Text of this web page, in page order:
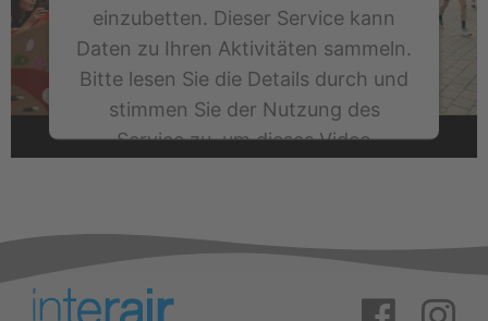
einzubetten. Dieser Service kann
Daten zu Ihren Aktivitäten sammeln.
Bitte lesen Sie die Details durch und
stimmen Sie der Nutzung des
Service zu, um dieses Video